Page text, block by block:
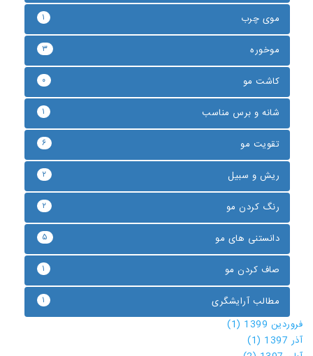
موی چرب ۱
موخوره ۳
کاشت مو ۰
شانه و برس مناسب ۱
تقویت مو ۶
ریش و سبیل ۲
رنگ کردن مو ۲
دانستنی های مو ۵
صاف کردن مو ۱
مطالب آرایشگری ۱
فروردین 1399 (1)
آذر 1397 (1)